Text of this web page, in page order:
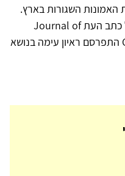
האמונות השגורות בארץ.
ועוד מד"ר דויד - בגליון דצמבר של כתב העת Journal of
Gifted Education and Creativity התפרסם ראיון עימה בנושא